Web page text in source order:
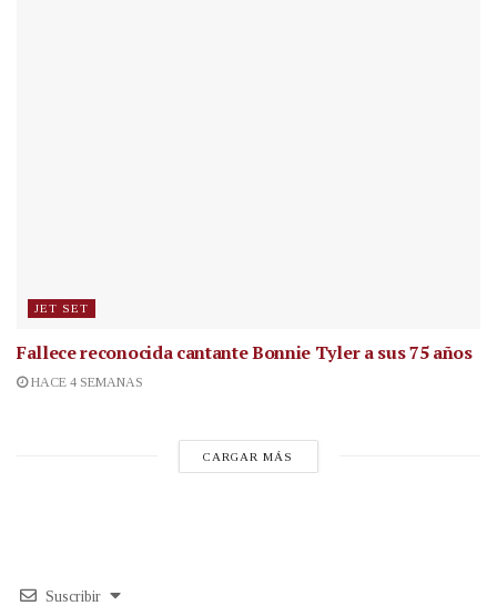
JET SET
Fallece reconocida cantanteBonnie Tyler a sus 75 años
HACE 4 SEMANAS
CARGAR MÁS
Suscribir